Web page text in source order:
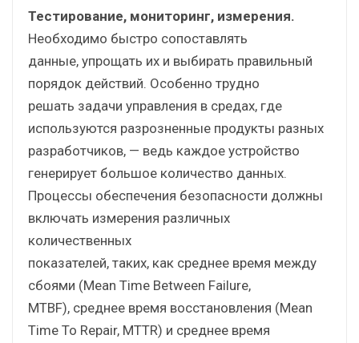
Тестирование, мониторинг, измерения.
Необходимо быстро сопоставлять
данные, упрощать их и выбирать правильный
порядок действий. Особенно трудно
решать задачи управления в средах, где
используются разрозненные продукты разных
разработчиков, — ведь каждое устройство
генерирует большое количество данных.
Процессы обеспечения безопасности должны
включать измерения различных
количественных
показателей, таких, как среднее время между
сбоями (Mean Time Between Failure,
MTBF), среднее время восстановления (Mean
Time To Repair, MTTR) и среднее время